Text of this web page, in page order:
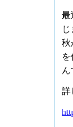
最
じ
秋
ん
詳